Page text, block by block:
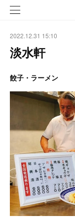
2022.12.31 15:10
淡水軒
餃子・ラーメン